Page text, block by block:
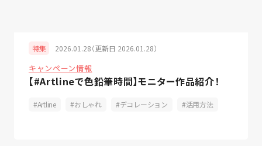
特集 2026.01.28（更新日 2026.01.28）
キャンペーン情報
【#Artlineで色鉛筆時間】モニター作品紹介！
Artline おしゃれ デコレーション 活用方法